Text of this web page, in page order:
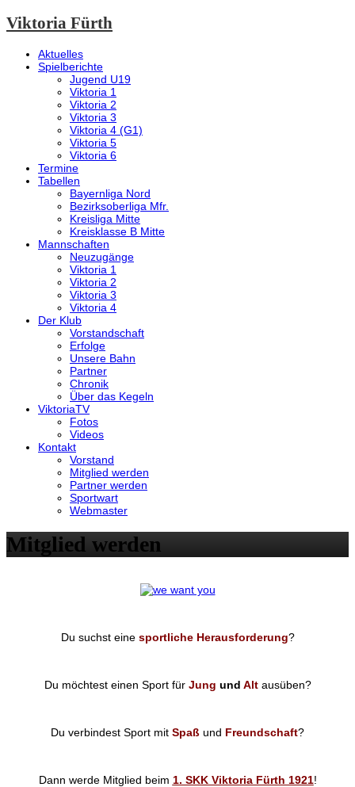
Viktoria Fürth
Aktuelles
Spielberichte
Jugend U19
Viktoria 1
Viktoria 2
Viktoria 3
Viktoria 4 (G1)
Viktoria 5
Viktoria 6
Termine
Tabellen
Bayernliga Nord
Bezirksoberliga Mfr.
Kreisliga Mitte
Kreisklasse B Mitte
Mannschaften
Neuzugänge
Viktoria 1
Viktoria 2
Viktoria 3
Viktoria 4
Der Klub
Vorstandschaft
Erfolge
Unsere Bahn
Partner
Chronik
Über das Kegeln
ViktoriaTV
Fotos
Videos
Kontakt
Vorstand
Mitglied werden
Partner werden
Sportwart
Webmaster
Mitglied werden
Du suchst eine sportliche Herausforderung?
Du möchtest einen Sport für Jung und Altausüben?
Du verbindest Sport mit Spaß und Freundschaft?
Dann werde Mitglied beim 1. SKK Viktoria Fürth 1921!